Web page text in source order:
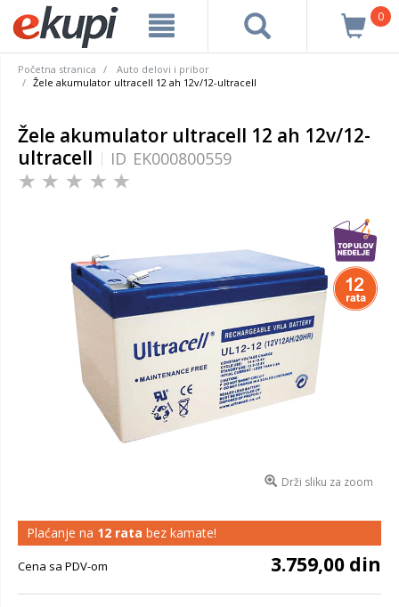
0
Početna stranica
Auto delovi i pribor
Žele akumulator ultracell 12 ah 12v/12-ultracell
Žele akumulator ultracell 12 ah 12v/12-
ultracell
ID EK000800559
Drži sliku za zoom
Plaćanje na 12 rata bez kamate!
Cena sa PDV-om 3.759,00 din